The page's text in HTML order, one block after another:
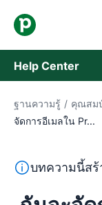
Help Center
ฐานความรู้
ติดต่อฝ่ายช่วยเหลือ
ฐานความรู้ / คุณสม
จัดการอีเมลใน Pr...
ข้อความนี้แปลจา
บทความนี้ส